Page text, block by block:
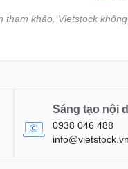
khảo. Vietstock
Sáng tạo nội
0938 046 488
info@vietstock.vn